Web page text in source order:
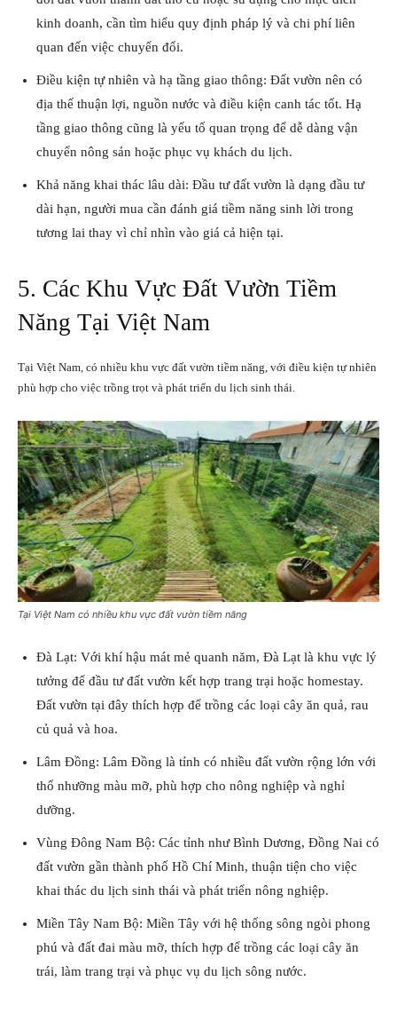
kinh doanh, cần tìm hiểu quy định pháp lý và chi phí liên
quan đến việc chuyển đổi.
Điều kiện tự nhiên và hạ tầng giao thông: Đất vườn nên có
địa thế thuận lợi, nguồn nước và điều kiện canh tác tốt. Hạ
tầng giao thông cũng là yếu tố quan trọng để dễ dàng vận
chuyển nông sản hoặc phục vụ khách du lịch.
Khả năng khai thác lâu dài: Đầu tư đất vườn là dạng đầu tư
dài hạn, người mua cần đánh giá tiềm năng sinh lời trong
tương lai thay vì chỉ nhìn vào giá cả hiện tại.
5. Các Khu Vực Đất Vườn Tiềm
Năng Tại Việt Nam
Tại Việt Nam, có nhiều khu vực đất vườn tiềm năng, với điều kiện tự nhiên
phù hợp cho việc trồng trọt và phát triển du lịch sinh thái.
Tại Việt Nam có nhiều khu vực đất vườn tiềm năng
Đà Lạt: Với khí hậu mát mẻ quanh năm, Đà Lạt là khu vực lý
tưởng để đầu tư đất vườn kết hợp trang trại hoặc homestay.
Đất vườn tại đây thích hợp để trồng các loại cây ăn quả, rau
củ quả và hoa.
Lâm Đồng: Lâm Đồng là tỉnh có nhiều đất vườn rộng lớn với
thổ nhưỡng màu mỡ, phù hợp cho nông nghiệp và nghỉ
dưỡng.
Vùng Đông Nam Bộ: Các tỉnh như Bình Dương, Đồng Nai có
đất vườn gần thành phố Hồ Chí Minh, thuận tiện cho việc
khai thác du lịch sinh thái và phát triển nông nghiệp.
Miền Tây Nam Bộ: Miền Tây với hệ thống sông ngòi phong
phú và đất đai màu mỡ, thích hợp để trồng các loại cây ăn
trái, làm trang trại và phục vụ du lịch sông nước.